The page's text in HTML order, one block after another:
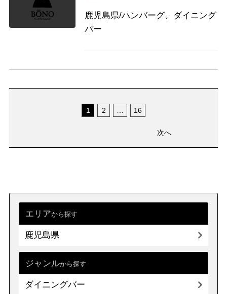
エリアから探す
鹿児島県
ジャンルから探す
ダイニングバー
鹿児島県/ハンバーグ、ダイニング
バー
1 2 16
次へ